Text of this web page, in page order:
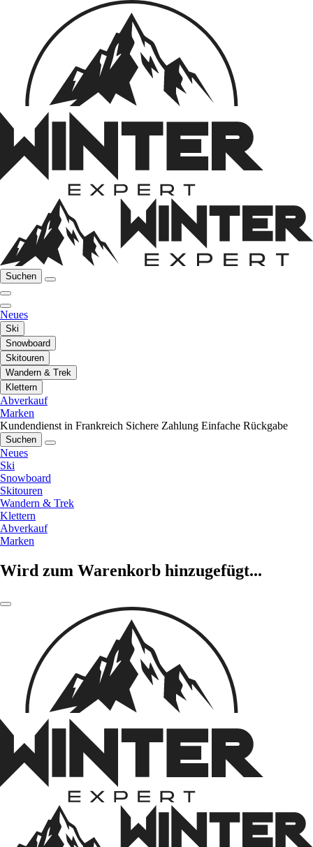
Suchen
Neues
Ski
Snowboard
Skitouren
Wandern & Trek
Klettern
Abverkauf
Marken
Kundendienst in Frankreich Sichere Zahlung Einfache Rückgabe
Suchen
Neues
Ski
Snowboard
Skitouren
Wandern & Trek
Klettern
Abverkauf
Marken
Wird zum Warenkorb hinzugefügt...